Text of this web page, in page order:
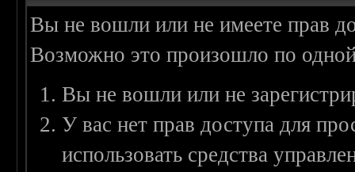
Вы не вошли или не имеете прав
Возможно это произошло по
Вы не вошли или не
У вас нет прав доступа для
использовать средства